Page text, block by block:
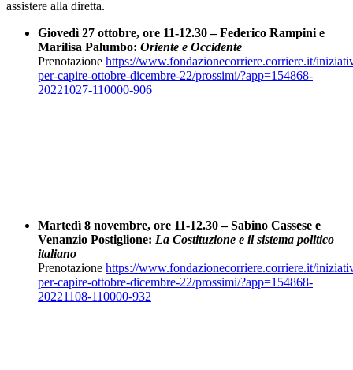
assistere alla diretta.
Giovedì 27 ottobre, ore 11-12.30 – Federico Rampini e
Marilisa Palumbo: Oriente e Occidente
Prenotazione https://www.fondazionecorriere.corriere.it/
per-capire-ottobre-dicembre-22/prossimi/?app=154868-
20221027-110000-906
Martedì 8 novembre, ore 11-12.30 – Sabino Cassese e
Venanzio Postiglione: La Costituzione e il sistema politico
italiano
Prenotazione https://www.fondazionecorriere.corriere.it/
per-capire-ottobre-dicembre-22/prossimi/?app=154868-
20221108-110000-932